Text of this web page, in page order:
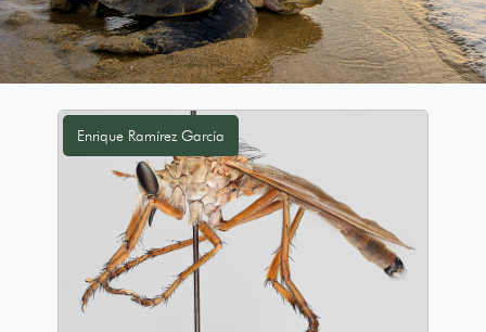
Enrique Ramírez García